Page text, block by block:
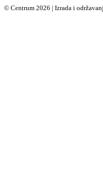
© Centrum 2026 | Izrada i